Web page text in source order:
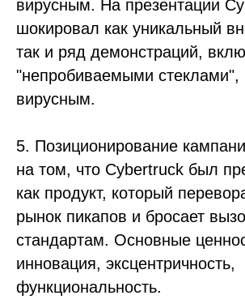
вирусным. На презентации
шокировал как уникальный
так и ряд демонстраций,
"непробиваемыми стеклами",
вирусным.
5. Позиционирование
на том, что Cybertruck был
как продукт, который
рынок пикапов и бросает
стандартам. Основные
инновация, эксцентричность,
функциональность.